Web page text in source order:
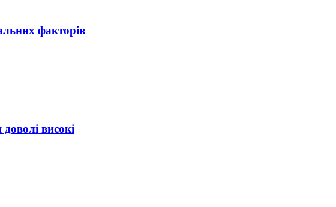
факторів
високі